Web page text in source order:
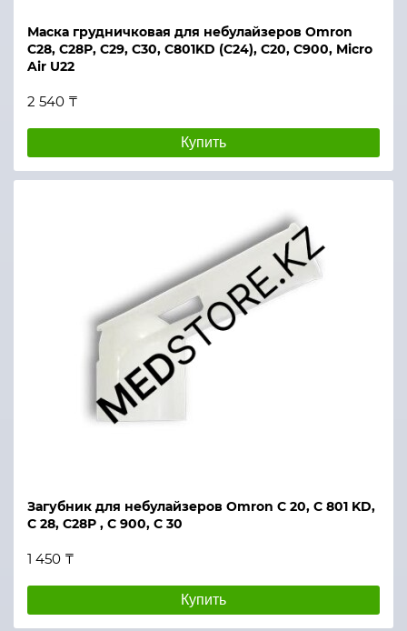
Маска грудничковая для небулайзеров Omron
С28, С28Р, С29, С30, С801KD (С24), С20, С900, Micro
Air U22
2 540 ₸
Купить
Загубник для небулайзеров Omron С 20, С 801 KD,
С 28, С28Р , С 900, С 30
1 450 ₸
Купить